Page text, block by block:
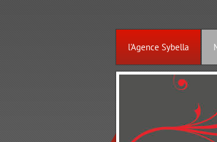
l'Agence Sybella